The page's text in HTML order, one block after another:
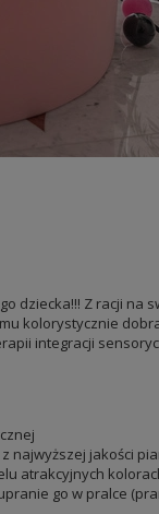
Z racji na
kolorystycznie
integracji
najwyższej jakości
atrakcyjnych
go w pralce